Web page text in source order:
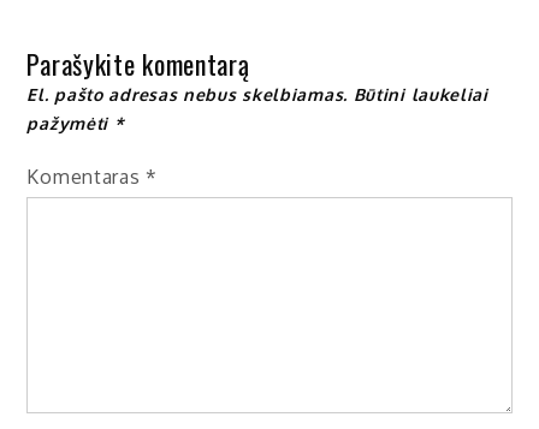
Parašykite komentarą
El. pašto adresas nebus skelbiamas. Būtini laukeliai
pažymėti *
Komentaras *